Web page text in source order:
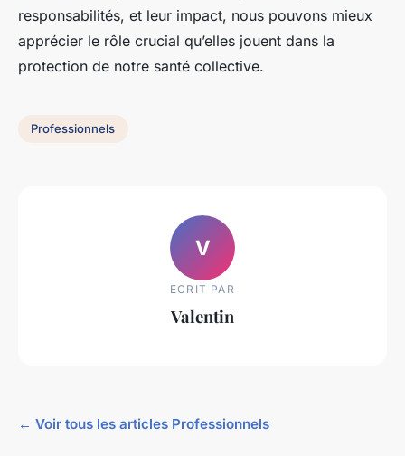
responsabilités, et leur impact, nous pouvons mieux
apprécier le rôle crucial qu’elles jouent dans la
protection de notre santé collective.
Professionnels
V
ECRIT PAR
Valentin
← Voir tous les articles Professionnels